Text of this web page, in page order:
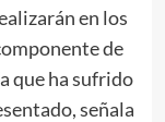
en los
de
que ha sufrido
señala